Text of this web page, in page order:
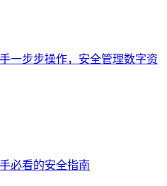
一步步操作，安全管理数字资
必看的安全指南